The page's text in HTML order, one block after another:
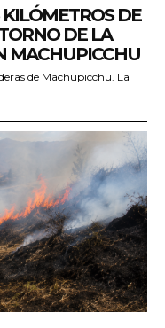
DE
DE LA
MACHUPICCHU
de Machupicchu. La